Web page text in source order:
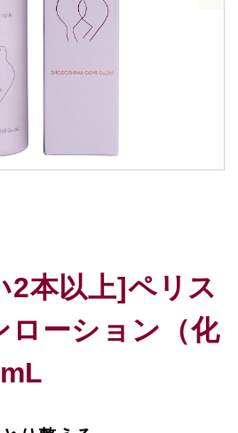
2本以上]ペリス
ローション（化